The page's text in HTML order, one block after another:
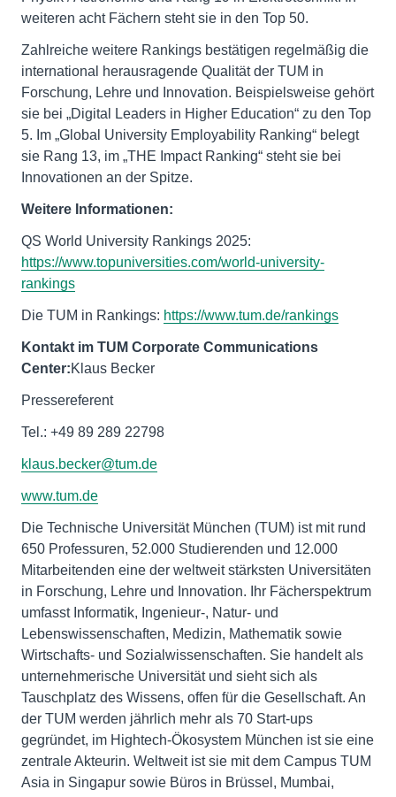
weiteren acht Fächern steht sie in den Top 50.
Zahlreiche weitere Rankings bestätigen regelmäßig die
international herausragende Qualität der TUM in
Forschung, Lehre und Innovation. Beispielsweise gehört
sie bei „Digital Leaders in Higher Education“ zu den Top
5. Im „Global University Employability Ranking“ belegt
sie Rang 13, im „THE Impact Ranking“ steht sie bei
Innovationen an der Spitze.
Weitere Informationen:
QS World University Rankings 2025:
https://www.topuniversities.com/world-university-
rankings
Die TUM in Rankings: https://www.tum.de/rankings
Kontakt im TUM Corporate Communications
Center:Klaus Becker
Pressereferent
Tel.: +49 89 289 22798
klaus.becker@tum.de
www.tum.de
Die Technische Universität München (TUM) ist mit rund
650 Professuren, 52.000 Studierenden und 12.000
Mitarbeitenden eine der weltweit stärksten Universitäten
in Forschung, Lehre und Innovation. Ihr Fächerspektrum
umfasst Informatik, Ingenieur-, Natur- und
Lebenswissenschaften, Medizin, Mathematik sowie
Wirtschafts- und Sozialwissenschaften. Sie handelt als
unternehmerische Universität und sieht sich als
Tauschplatz des Wissens, offen für die Gesellschaft. An
der TUM werden jährlich mehr als 70 Start-ups
gegründet, im Hightech-Ökosystem München ist sie eine
zentrale Akteurin. Weltweit ist sie mit dem Campus TUM
Asia in Singapur sowie Büros in Brüssel, Mumbai,